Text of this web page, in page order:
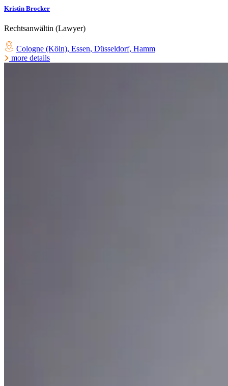
Kristin Brocker
Rechtsanwältin (Lawyer)
Cologne (Köln), Essen, Düsseldorf, Hamm
more details